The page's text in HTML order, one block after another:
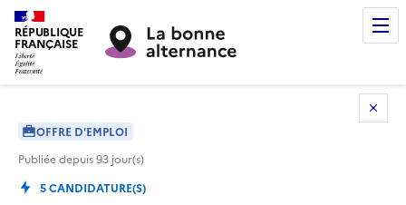
RÉPUBLIQUE
FRANÇAISE
OFFRE D'EMPLOI
Publiée depuis93 jour(s)
5CANDIDATURE(S)